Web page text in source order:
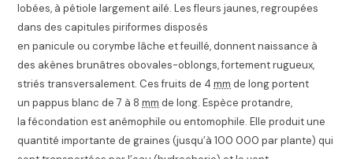
lobées, à pétiole largement ailé. Les fleurs jaunes, regroupées
dans des capitules piriformes disposés
en panicule ou corymbe lâche et feuillé, donnent naissance à
des akènes brunâtres obovales-oblongs, fortement rugueux,
striés transversalement. Ces fruits de 4mm de long portent
un pappus blanc de 7 à 8mm de long. Espèce protandre,
la fécondation est anémophile ou entomophile. Elle produit une
quantité importante de graines (jusqu’à 100 000 par plante) qui